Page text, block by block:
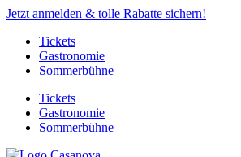
Jetzt anmelden & tolle Rabatte sichern!
Tickets
Gastronomie
Sommerbühne
Tickets
Gastronomie
Sommerbühne